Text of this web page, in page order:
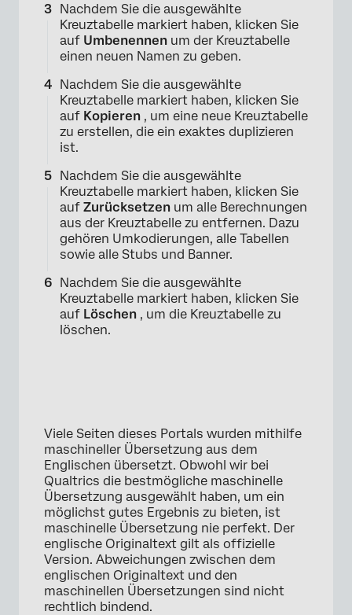
Nachdem Sie die ausgewählte
Kreuztabelle markiert haben, klicken Sie
auf Umbenennen um der Kreuztabelle
einen neuen Namen zu geben.
Nachdem Sie die ausgewählte
Kreuztabelle markiert haben, klicken Sie
auf Kopieren , um eine neue Kreuztabelle
zu erstellen, die ein exaktes duplizieren
ist.
Nachdem Sie die ausgewählte
Kreuztabelle markiert haben, klicken Sie
auf Zurücksetzen um alle Berechnungen
aus der Kreuztabelle zu entfernen. Dazu
gehören Umkodierungen, alle Tabellen
sowie alle Stubs und Banner.
Nachdem Sie die ausgewählte
Kreuztabelle markiert haben, klicken Sie
auf Löschen , um die Kreuztabelle zu
löschen.
Viele Seiten dieses Portals wurden mithilfe
maschineller Übersetzung aus dem
Englischen übersetzt. Obwohl wir bei
Qualtrics die bestmögliche maschinelle
Übersetzung ausgewählt haben, um ein
möglichst gutes Ergebnis zu bieten, ist
maschinelle Übersetzung nie perfekt. Der
englische Originaltext gilt als offizielle
Version. Abweichungen zwischen dem
englischen Originaltext und den
maschinellen Übersetzungen sind nicht
rechtlich bindend.